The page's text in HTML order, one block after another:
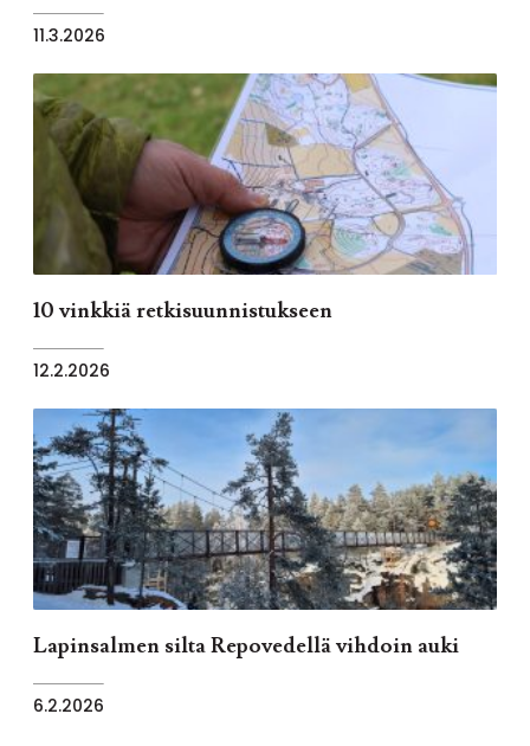
11.3.2026
10 vinkkiä retkisuunnistukseen
12.2.2026
Lapinsalmen silta Repovedellä vihdoin auki
6.2.2026